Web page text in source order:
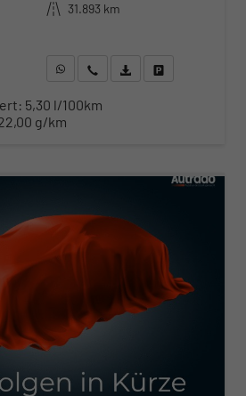
Kilometerstand 31.893 km
WhatsApp anfragen
Wir rufen Sie anFahrzeugexposé (PDF)
5,30 l/100km
g/km